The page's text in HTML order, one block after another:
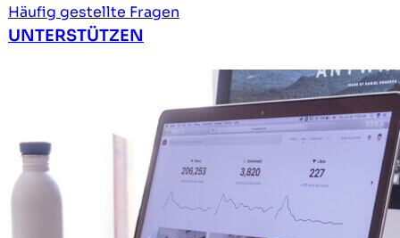
Häufig gestellte Fragen
UNTERSTÜTZEN